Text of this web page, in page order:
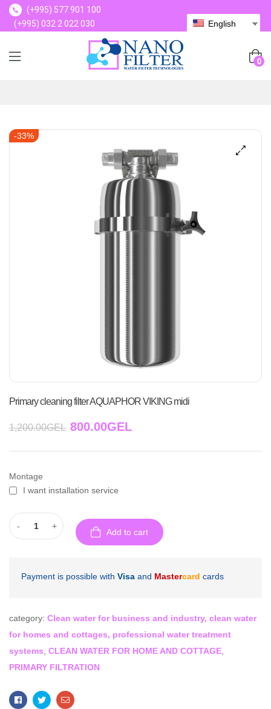
(+995) 577 901 100
(+995) 032 2 022 030
English
0
-33%
Primary cleaning filter AQUAPHOR VIKING midi
1,200.00GEL 800.00GEL
Montage
I want installation service
- +
Add to cart
Payment is possible with Visa and Mastercard cards
category: Clean water for business and industry, clean water
for homes and cottages, professional water treatment
systems CLEAN WATER FOR HOME AND COTTAGE
PRIMARY FILTRATION
FacebookTwitterEmail